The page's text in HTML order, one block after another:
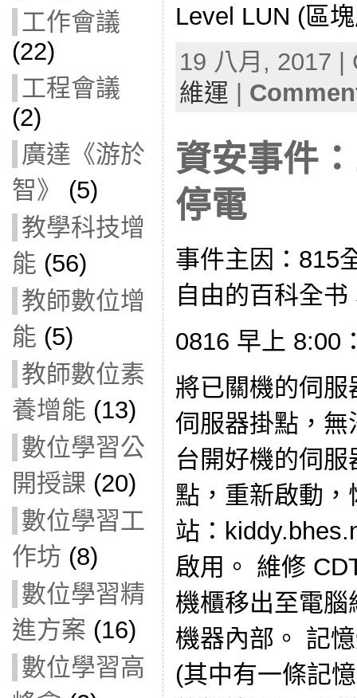
工作會議
(22)
工程會議
(2)
廣達《游於
智》
(5)
教學科技增
能 (56)
教師數位增
能 (5)
教師數位素
養增能 (13)
數位學習公
開授課 (20)
數位學習工
作坊 (8)
數位學習精
進方案 (16)
數位學習高
Level LUN (區
19 八月, 2017
維運
資安事件
停電
事件主因：815
自由的百科全
0816 早上 8:00
將已關機的伺服
伺服器掛點，
台開好機的伺
點，重新啟動
站：
啟用。 維修
機櫃移出至電
機器內部。 記
(其中有一條記